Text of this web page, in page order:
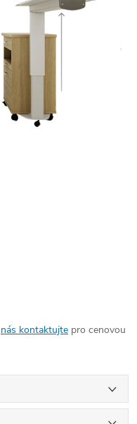
nás kontaktujte pro cenovou